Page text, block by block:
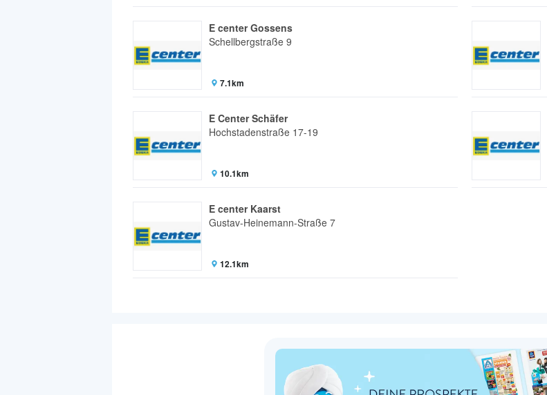
E center Gossens
Schellbergstraße 9
7.1km
E Center Schäfer
Hochstadenstraße 17-19
10.1km
E center Kaarst
Gustav-Heinemann-Straße 7
12.1km